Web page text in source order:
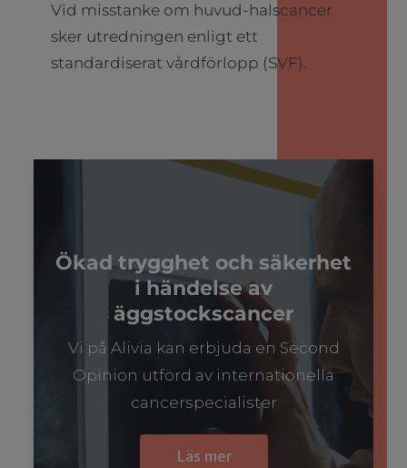
Vid misstanke om huvud-halscancer
sker utredningen enligt ett
standardiserat vårdförlopp (SVF).
Ökad trygghet och säkerhet
i händelse av
äggstockscancer
Vi på Alivia kan erbjuda en Second
Opinion utförd av internationella
cancerspecialister
Läs mer